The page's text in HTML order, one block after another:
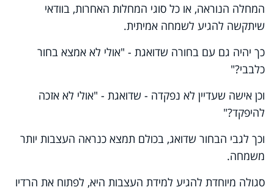
המחלה הנוראה, או כל סוגי המחלות האחרות, בוודאי
שיתקשה להגיע לשמחה אמיתית.
כך יהיה גם עם בחורה שדואגת - "אולי לא אמצא בחור
כלבבי?"
וכן אישה שעדיין לא נפקדה - שדואגת - "אולי לא אזכה
להיפקד?"
וכך לגבי הבחור שדואג, בכולם תמצא כנראה העצבות יותר
משמחה.
סגולה מיוחדת להגיע למידת העצבות היא, לפתוח את הרדיו